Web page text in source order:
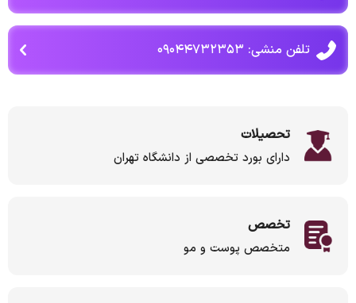
تلفن منشی: ۰۹۰۴۴۷۳۲۳۵۳
تحصیلات
دارای بورد تخصصی از دانشگاه تهران
تخصص
متخصص پوست و مو